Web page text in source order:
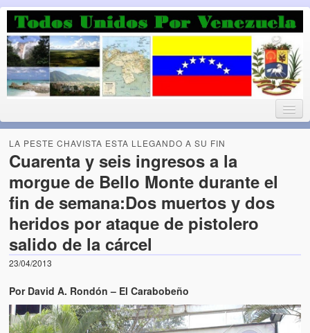
Luchando por la Democracia
Fuera el chavismo, la peor peste que le ha caido a esta tierra
Home
¡Bienvenido!
Todos Unidos por Venezuela te da la bienvenida a éste nuestro
Blog. (Todos Unidos por Venezuela welcomes you to our Blog)
Acerca de este blog (About this Blog)
Artículos
LA PESTE CHAVISTA ESTA LLEGANDO A SU FIN
Cuarenta y seis ingresos a la
morgue de Bello Monte durante el
fin de semana:Dos muertos y dos
heridos por ataque de pistolero
salido de la cárcel
23/04/2013
Por David A. Rondón – El Carabobeño